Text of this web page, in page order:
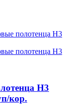
H3
кор.